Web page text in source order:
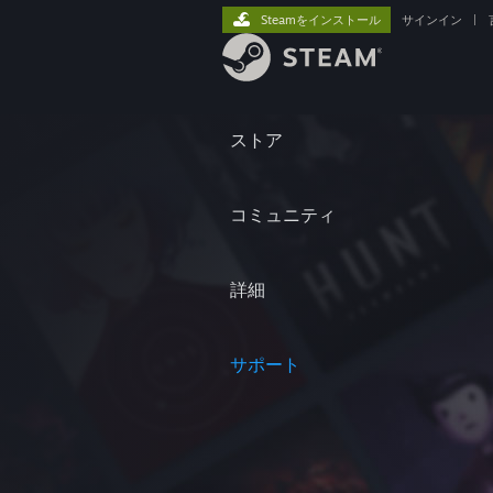
ストア
コミュニティ
詳細
サポート
Steamをインストール サインイン